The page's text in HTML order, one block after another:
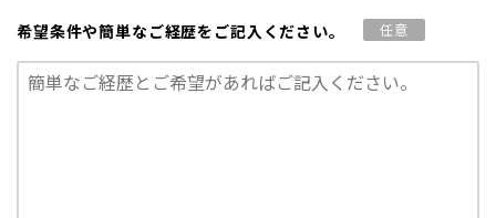
希望条件や簡単なご経歴を ご記入ください。 任意